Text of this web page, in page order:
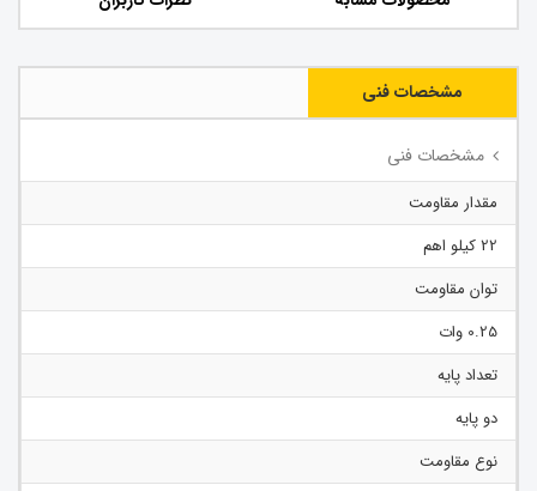
مشخصات فنی
مشخصات فنی
مقدار مقاومت
22 کیلو اهم
توان مقاومت
0.25 وات
تعداد پایه
دو پایه
نوع مقاومت